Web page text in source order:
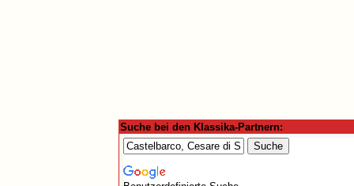
Suche bei den Klassika-Partnern: